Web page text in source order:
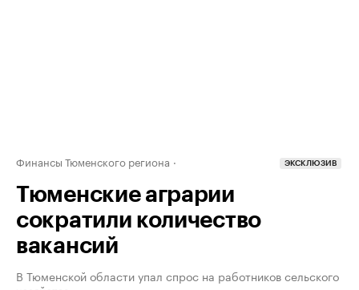
Финансы Тюменского региона ЭКСКЛЮЗИВ
Тюменские аграрии
сократили количество
вакансий
В Тюменской области упал спрос на работников сельского